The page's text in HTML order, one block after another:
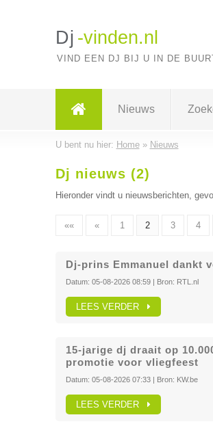
Dj -vinden.nl
VIND EEN DJ BIJ U IN DE
Nieuws
U bent nu hier: Home» Nieuws
Dj nieuws (2)
Hieronder vindt u nieuwsberichten,
«« « 1 2 3 4
Dj-prins Emmanuel dankt
Datum: 05-08-2026 08:59| Bron: RTL.nl
LEES VERDER
15-jarige dj draait op
promotie voor vliegfeest
Datum: 05-08-2026 07:33| Bron: KW.be
LEES VERDER